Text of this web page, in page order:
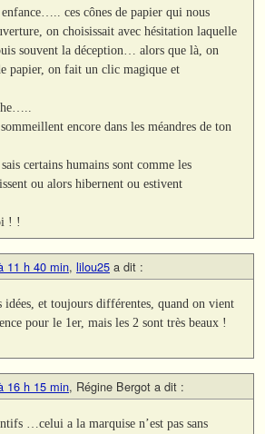
ces cônes de papier qui nous
on choisissait avec hésitation laquelle
souvent la déception… alors que là, on
papier, on fait un clic magique et
encore dans les méandres de ton
certains humains sont comme les
ou alors hibernent ou estivent
! !
11 h 40 min, lilou25 a dit :
idées, et toujours différentes, quand on vient
pour le 1er, mais les 2 sont très beaux !
16 h 15 min, Régine Bergot a dit :
…celui a la marquise n’est pas sans